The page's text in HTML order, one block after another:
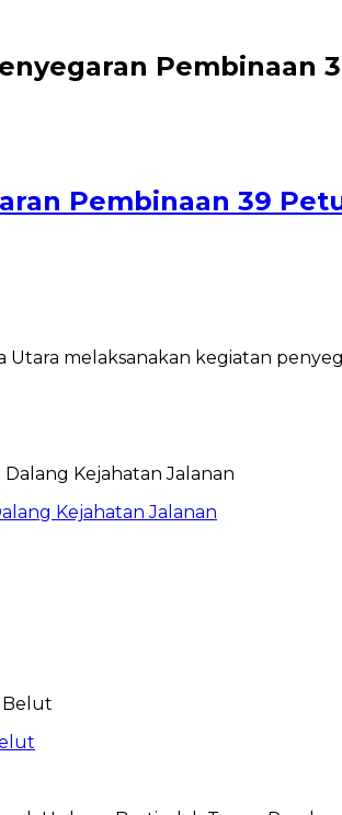
Pembinaan
Pembinaan 39
melaksanakan kegiatan
Kejahatan Jalanan